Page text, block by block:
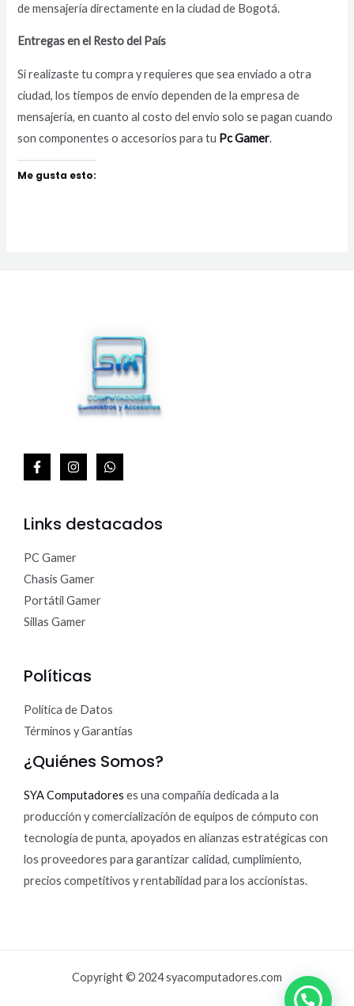
de mensajería directamente en la ciudad de Bogotá.
Entregas en el Resto del País
Si realizaste tu compra y requieres que sea enviado a otra
ciudad, los tiempos de envío dependen de la empresa de
mensajería, en cuanto al costo del envio solo se pagan cuando
son componentes o accesorios para tu Pc Gamer.
Me gusta esto:
Links destacados
PC Gamer
Chasis Gamer
Portátil Gamer
Sillas Gamer
Políticas
Política de Datos
Términos y Garantías
¿Quiénes Somos?
SYA Computadores es una compañía dedicada a la
producción y comercialización de equipos de cómputo con
tecnología de punta, apoyados en alianzas estratégicas con
los proveedores para garantizar calidad, cumplimiento,
precios competitivos y rentabilidad para los accionistas.
Copyright © 2024 syacomputadores.com